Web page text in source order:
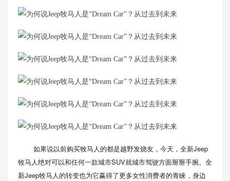
如果说以前购买牧马人的都是越野发烧友，今天，全新Jeep
牧马人绝对可以和任何一款城市SUV就城市驾驶方面掰掰手腕。全
新Jeep牧马人的转变也为它赢得了更多女性消费者的青睐，身边